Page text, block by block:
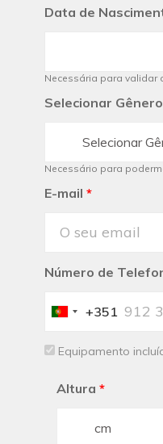
Data de
Necessária para validar
Selecionar Gênero
Selecionar
Necessário para
E-mail *
Número de
Portugal
+351
Equipamento
Altura *